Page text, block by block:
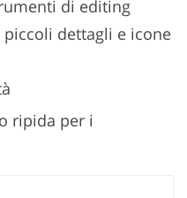
di editing
dettagli e icone
ripida per i